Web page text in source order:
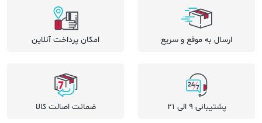
ارسال به موقع و سریع امکان پرداخت آنلاین
پشتیبانی 9 الی 21 ضمانت اصالت کالا